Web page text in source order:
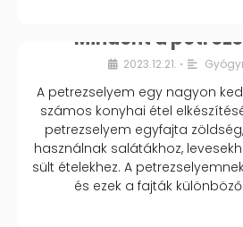
Mindent a
2023.12.21. •
A petrezselyem egy nagyon
számos konyhai étel
petrezselyem egyfajta
használnak salátákhoz,
sült ételekhez. A
és ezek a fajták különböző